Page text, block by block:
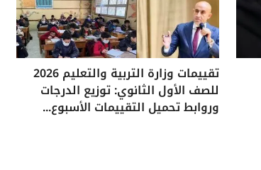
تقييمات وزارة التربية والتعليم 2026
للصف الأول الثانوي: توزيع الدرجات
وروابط تحميل التقييمات الأسبوع...